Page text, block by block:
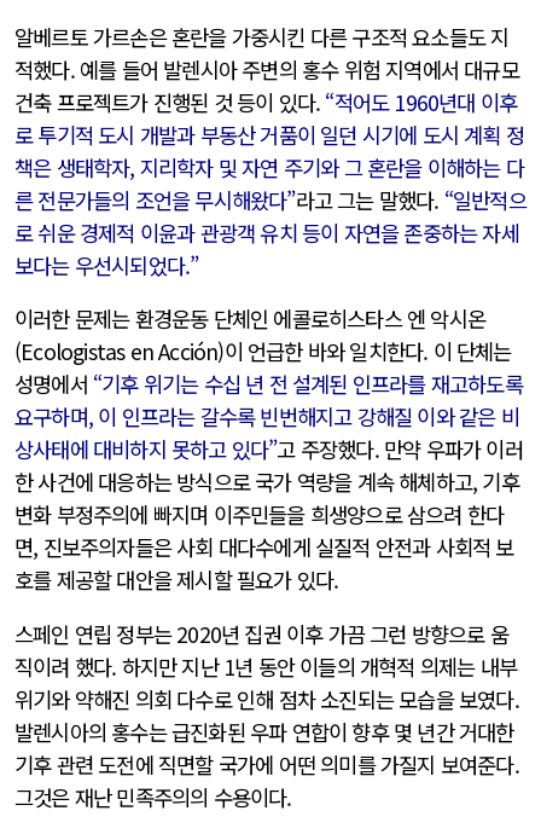
알베르토 가르손은 혼란을 가중시킨 다른 구조적 요소들도 지
적했다. 예를 들어 발렌시아 주변의 홍수 위험 지역에서 대규모
건축 프로젝트가 진행된 것 등이 있다. “적어도 1960년대 이후
로 투기적 도시 개발과 부동산 거품이 일던 시기에 도시 계획 정
책은 생태학자, 지리학자 및 자연 주기와 그 혼란을 이해하는 다
른 전문가들의 조언을 무시해왔다”라고 그는 말했다. “일반적으
로 쉬운 경제적 이윤과 관광객 유치 등이 자연을 존중하는 자세
보다는 우선시되었다.”
이러한 문제는 환경운동 단체인 에콜로히스타스 엔 악시온
(Ecologistas en Acción)이 언급한 바와 일치한다. 이 단체는
성명에서 “기후 위기는 수십 년 전 설계된 인프라를 재고하도록
요구하며, 이 인프라는 갈수록 빈번해지고 강해질 이와 같은 비
상사태에 대비하지 못하고 있다”고 주장했다. 만약 우파가 이러
한 사건에 대응하는 방식으로 국가 역량을 계속 해체하고, 기후
변화 부정주의에 빠지며 이주민들을 희생양으로 삼으려 한다
면, 진보주의자들은 사회 대다수에게 실질적 안전과 사회적 보
호를 제공할 대안을 제시할 필요가 있다.
스페인 연립 정부는 2020년 집권 이후 가끔 그런 방향으로 움
직이려 했다. 하지만 지난 1년 동안 이들의 개혁적 의제는 내부
위기와 약해진 의회 다수로 인해 점차 소진되는 모습을 보였다.
발렌시아의 홍수는 급진화된 우파 연합이 향후 몇 년간 거대한
기후 관련 도전에 직면할 국가에 어떤 의미를 가질지 보여준다.
그것은 재난 민족주의의 수용이다.